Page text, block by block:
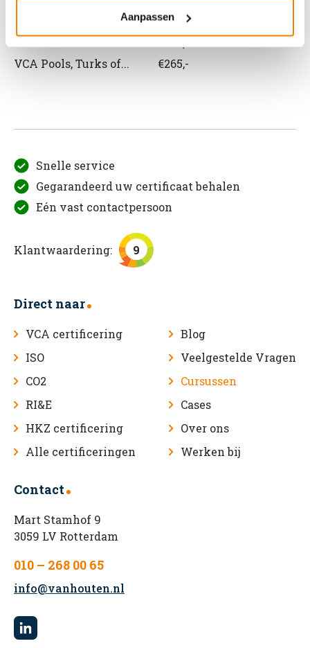
Aanpassen
Prijs
VCA Pools, Turks of...
€265,-
Snelle service
Gegarandeerd uw certificaat behalen
Eén vast contactpersoon
Klantwaardering: 9
Direct naar
VCA certificering
ISO
CO2
RI&E
HKZ certificering
Alle certificeringen
Blog
Veelgestelde Vragen
Cursussen
Cases
Over ons
Werken bij
Contact
Mart Stamhof 9
3059 LV Rotterdam
010 – 268 00 65
info@vanhouten.nl